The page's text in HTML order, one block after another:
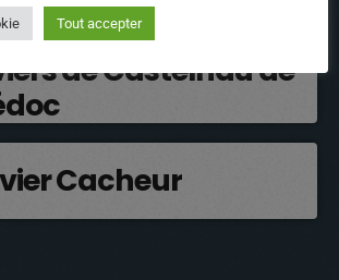
et Anne des
de Castelnau de
Cacheur
Tout accepter